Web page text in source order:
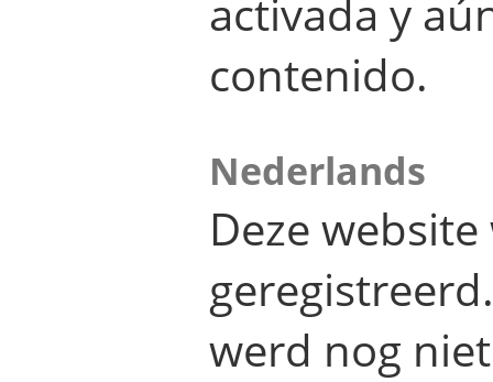
activada y
contenido.
Nederlands
Deze
werd nog